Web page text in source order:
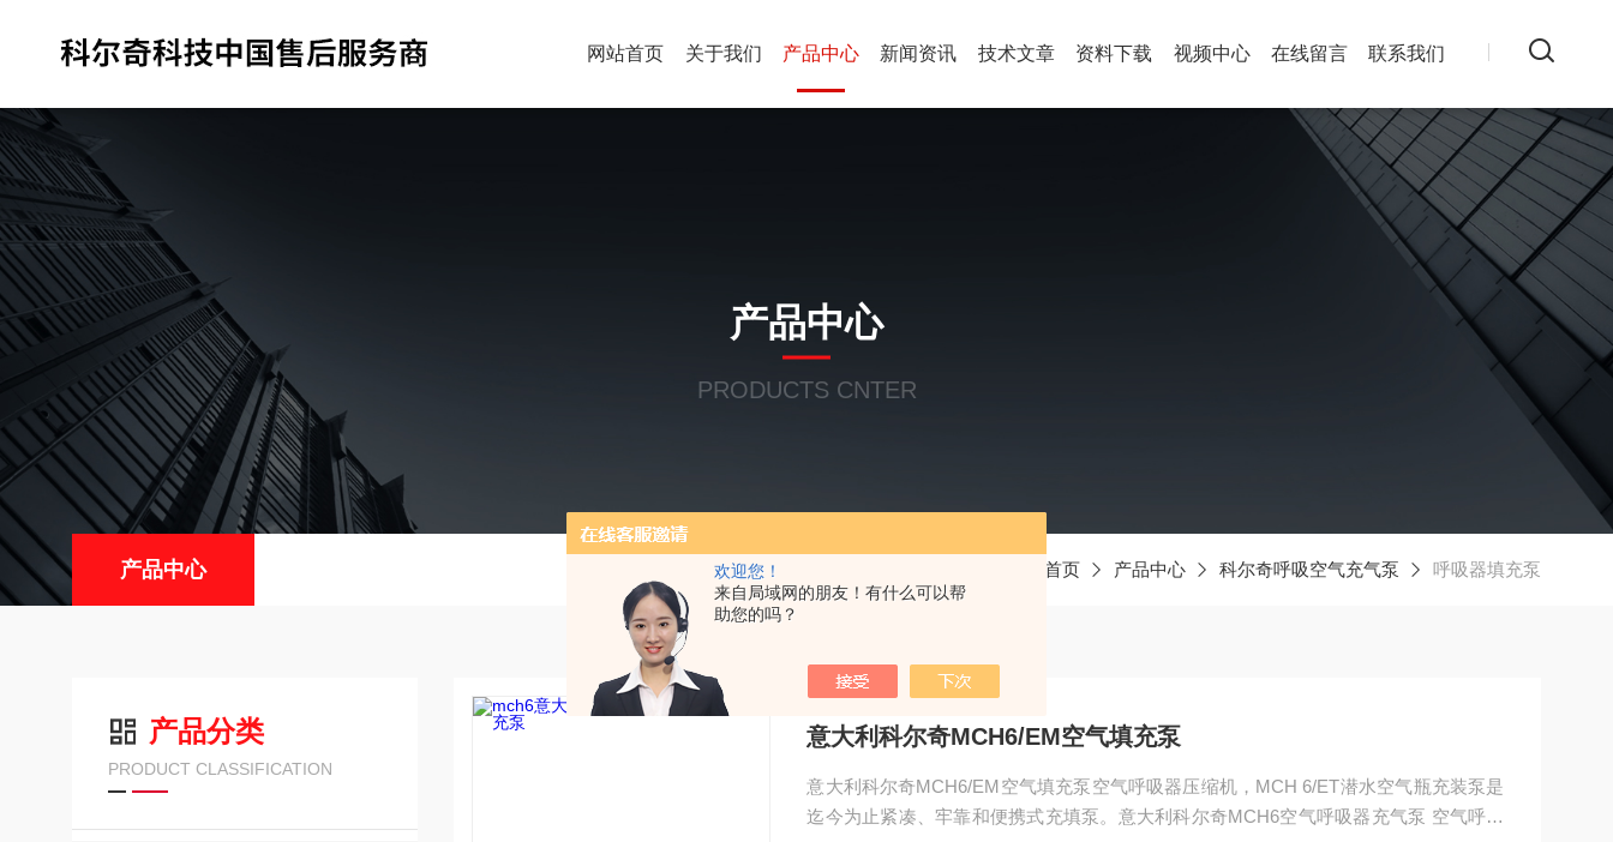
欢迎您！
来自局域网的朋友！有什么可以帮
助您的吗？
网站首页 关于我们 产品中心 新闻资讯 技术文章 资料下载 视频中心 在线留言 联系我们
产品中心
PRODUCTS CNTER
产品中心 首页 产品中心 科尔奇呼吸空气充气泵 呼吸器填充泵
产品分类
PRODUCT CLASSIFICATION
意大利科尔奇MCH6/EM空气填充泵
意大利科尔奇MCH6/EM空气填充泵空气呼吸器压缩机，MCH 6/ET潜水空气瓶充装泵是
迄今为止紧凑、牢靠和便携式充填泵。意大利科尔奇MCH6空气呼吸器充气泵 空气呼吸